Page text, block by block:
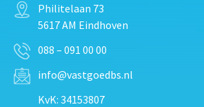
Philitelaan 73
5617 AM Eindhoven
088 – 091 00 00
info@vastgoedbs.nl
KvK: 34153807